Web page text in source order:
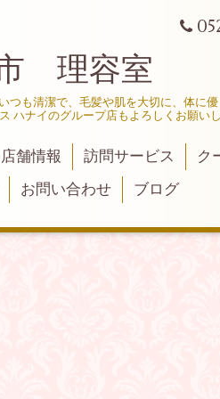
理容室
も清潔で、毛髪や肌を大切に、体に優
ハナイのグループ店もよろしくお願いし
店舗情報 訪問サービス
ク
お問い合わせ ブログ